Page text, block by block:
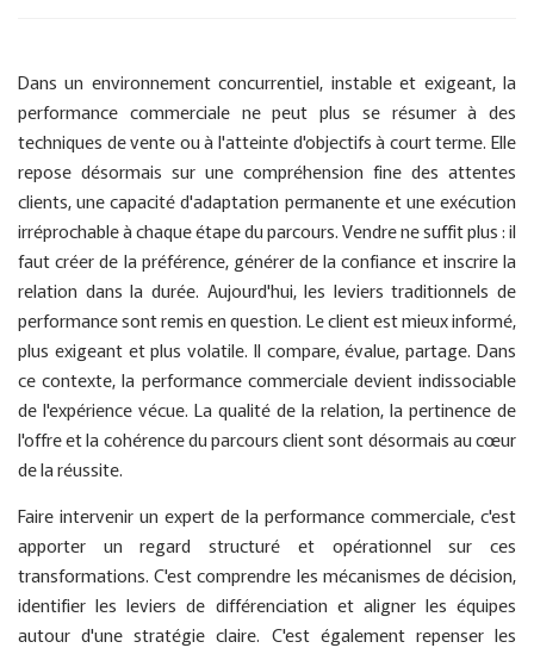
Dans un environnement concurrentiel, instable et exigeant, la
performance commerciale ne peut plus se résumer à des
techniques de vente ou à l'atteinte d'objectifs à court terme. Elle
repose désormais sur une compréhension fine des attentes
clients, une capacité d'adaptation permanente et une exécution
irréprochable à chaque étape du parcours. Vendre ne suffit plus : il
faut créer de la préférence, générer de la confiance et inscrire la
relation dans la durée. Aujourd'hui, les leviers traditionnels de
performance sont remis en question. Le client est mieux informé,
plus exigeant et plus volatile. Il compare, évalue, partage. Dans
ce contexte, la performance commerciale devient indissociable
de l'expérience vécue. La qualité de la relation, la pertinence de
l'offre et la cohérence du parcours client sont désormais au cœur
de la réussite.
Faire intervenir un expert de la performance commerciale, c'est
apporter un regard structuré et opérationnel sur ces
transformations. C'est comprendre les mécanismes de décision,
identifier les leviers de différenciation et aligner les équipes
autour d'une stratégie claire. C'est également repenser les